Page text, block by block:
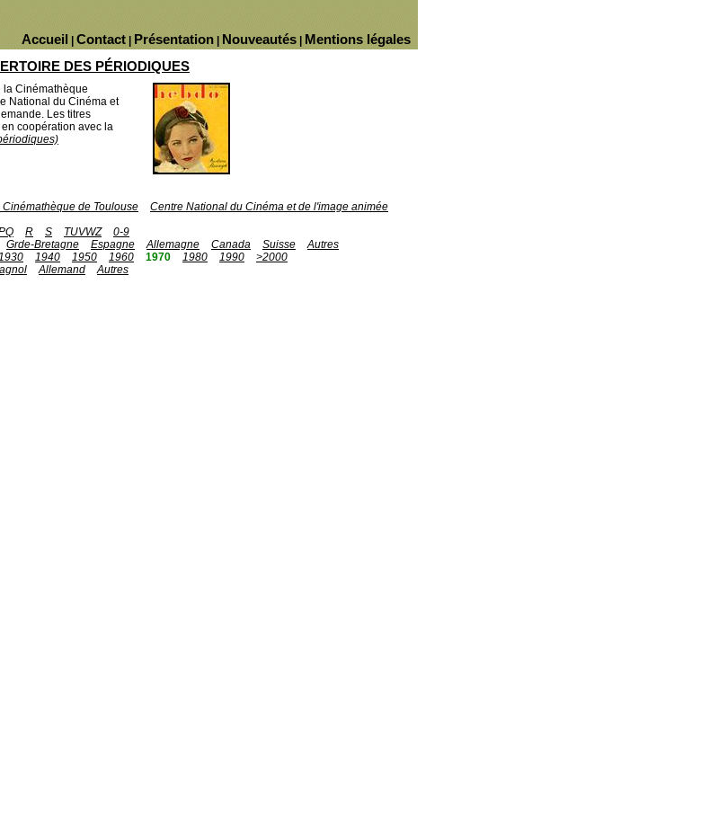
Mentions légales
Nouveautés
Présentation
Contact
Accueil
DES PÉRIODIQUES
la Cinémathèque
National du Cinéma et
Les titres
coopération avec la
Cinémathèque de Toulouse
Centre National du Cinéma et de l'image animée
R S TUVWZ
0-9
Grde-Bretagne Espagne Allemagne Canada Suisse
Autres
1940 1950 1960 1970 1980 1990
>2000
Allemand
Autres